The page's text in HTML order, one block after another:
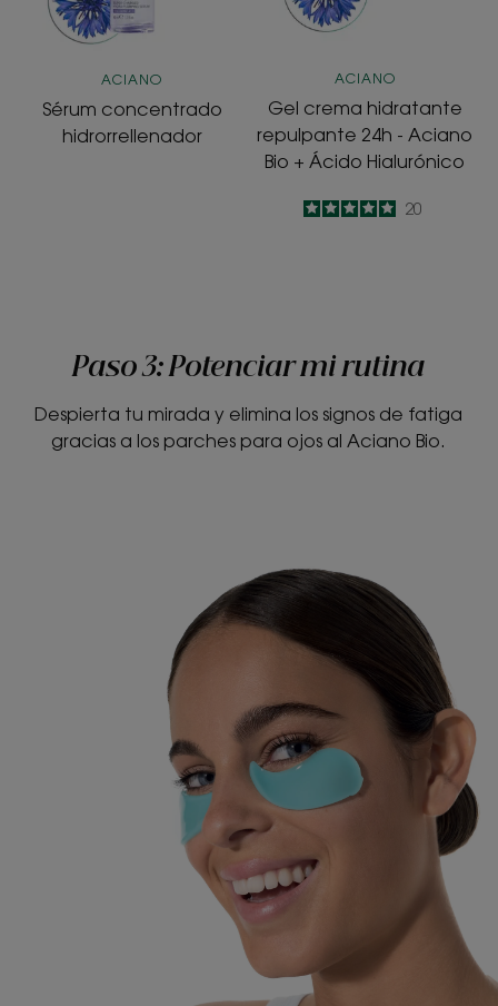
ACIANO
Sérum concentrado
hidrorrellenador
Aciano
Hialurónico
ACIANO
Gel crema hidratante
repulpante 24h - Aciano
Bio + Ácido Hialurónico
5
/
5
20
Paso 3: Potenciar mi rutina
Despierta tu mirada y elimina los signos de fatiga
gracias a los parches para ojos al Aciano Bio.